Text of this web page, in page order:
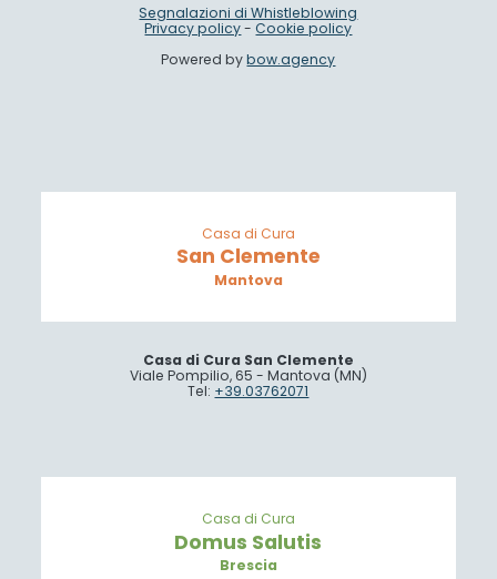
Segnalazioni di Whistleblowing
Privacy policy-Cookie policy
Powered bybow.agency
Casa di Cura
San Clemente
Mantova
Casa di Cura San Clemente
Viale Pompilio, 65 - Mantova (MN)
Tel: +39.03762071
Casa di Cura
Domus Salutis
Brescia